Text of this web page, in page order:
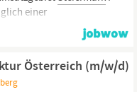
einer
zur Position
Sophie Förster
(0)...Österreich (m/w/d)